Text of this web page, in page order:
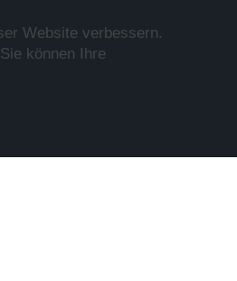
Website verbessern.
können Ihre